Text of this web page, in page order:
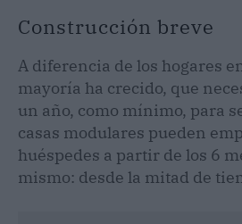
Construcción breve
A diferencia de los hogares
mayoría ha crecido, que
un año, como mínimo, para
casas modulares pueden
huéspedes a partir de los 6
mismo: desde la mitad de